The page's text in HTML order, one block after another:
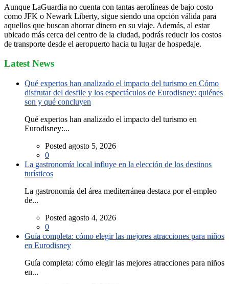
Aunque LaGuardia no cuenta con tantas aerolíneas de bajo costo
como JFK o Newark Liberty, sigue siendo una opción válida para
aquellos que buscan ahorrar dinero en su viaje. Además, al estar
ubicado más cerca del centro de la ciudad, podrás reducir los costos
de transporte desde el aeropuerto hacia tu lugar de hospedaje.
Latest News
Qué expertos han analizado el impacto del turismo en Cómo
disfrutar del desfile y los espectáculos de Eurodisney: quiénes
son y qué concluyen
Qué expertos han analizado el impacto del turismo en
Eurodisney:...
Posted agosto 5, 2026
0
La gastronomía local influye en la elección de los destinos
turísticos
La gastronomía del área mediterránea destaca por el empleo
de...
Posted agosto 4, 2026
0
Guía completa: cómo elegir las mejores atracciones para niños
en Eurodisney
Guía completa: cómo elegir las mejores atracciones para niños
en...